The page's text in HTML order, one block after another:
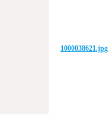
1000038621.jpg